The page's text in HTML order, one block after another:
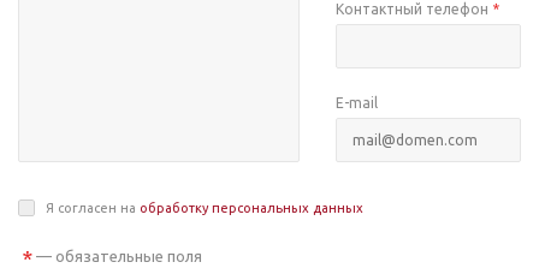
Контактный телефон *
E-mail
Я согласен на обработку персональных данных
* — обязательные поля